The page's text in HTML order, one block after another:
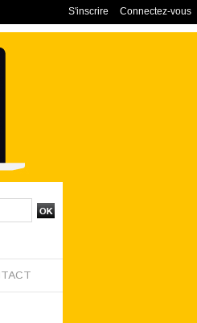
Connectez-vous
S'inscrire